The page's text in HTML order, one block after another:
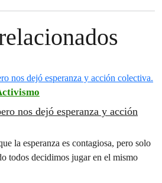
nos dejó esperanza y acción
la esperanza es contagiosa, pero solo
todos decidimos jugar en el mismo